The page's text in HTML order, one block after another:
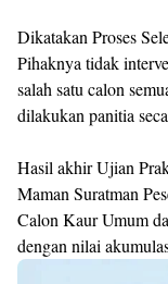
Dikatakan Proses
Pihaknya tidak
salah satu calon
dilakukan panitia
Hasil akhir Ujian
Maman Suratman
Calon Kaur Umum
dengan nilai